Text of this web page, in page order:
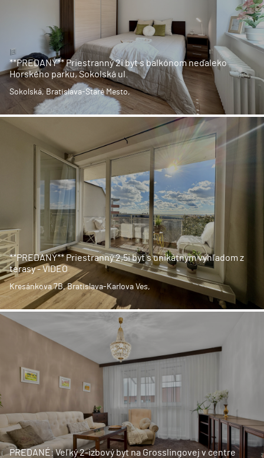
**PREDANÝ** Priestranný 2i byt s balkónom neďaleko
Horského parku, Sokolská ul.
Sokolská, Bratislava-Staré Mesto,
**PREDANÝ** Priestranný 2,5i byt s unikátnym výhľadom z
terasy - VIDEO
Kresánkova 7B, Bratislava-Karlova Ves,
PREDANÉ: Veľký 2-izbový byt na Grosslingovej v centre